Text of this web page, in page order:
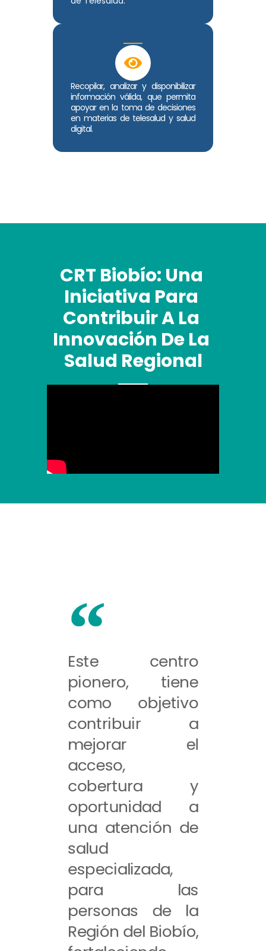
Recopilar, analizar y disponibilizar
información válida, que permita
apoyar en la toma de decisiones
en materias de telesalud y salud
digital.
CRT Biobío: Una
Iniciativa Para
Contribuir A La
Innovación De La
Salud Regional
Este centro
pionero, tiene
como objetivo
contribuir a
mejorar el
acceso,
cobertura y
oportunidad a
una atención de
salud
especializada,
para las
personas de la
Región del Biobío,